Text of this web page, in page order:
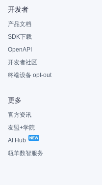
开发者
产品文档
SDK下载
OpenAPI
开发者社区
终端设备 opt-out
更多
官方资讯
友盟+学院
AI Hub
瓴羊数智服务